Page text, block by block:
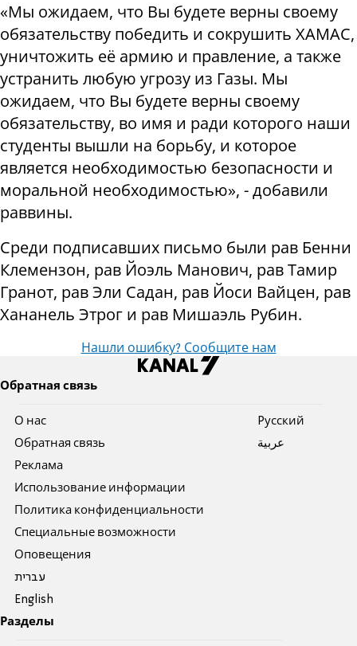
«Мы ожидаем, что Вы будете верны своему
обязательству победить и сокрушить ХАМАС,
уничтожить её армию и правление, а также
устранить любую угрозу из Газы. Мы
ожидаем, что Вы будете верны своему
обязательству, во имя и ради которого наши
студенты вышли на борьбу, и которое
является необходимостью безопасности и
моральной необходимостью», - добавили
раввины.
Среди подписавших письмо были рав Бенни
Клемензон, рав Йоэль Манович, рав Тамир
Гранот, рав Эли Садан, рав Йоси Вайцен, рав
Хананель Этрог и рав Мишаэль Рубин.
Нашли ошибку? Сообщите нам
Обратная связь
О нас
Обратная связь
Реклама
Использование информации
Политика конфиденциальности
Специальные возможности
Оповещения
עברית
English
Pусский
عربية
Разделы